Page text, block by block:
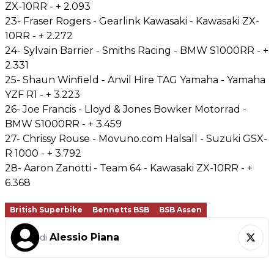
ZX-10RR - + 2.093
23- Fraser Rogers - Gearlink Kawasaki - Kawasaki ZX-
10RR - + 2.272
24- Sylvain Barrier - Smiths Racing - BMW S1000RR - +
2.331
25- Shaun Winfield - Anvil Hire TAG Yamaha - Yamaha
YZF R1 - + 3.223
26- Joe Francis - Lloyd & Jones Bowker Motorrad -
BMW S1000RR - + 3.459
27- Chrissy Rouse - Movuno.com Halsall - Suzuki GSX-
R 1000 - + 3.792
28- Aaron Zanotti - Team 64 - Kawasaki ZX-10RR - +
6.368
British Superbike Bennetts BSB BSB Assen
di Alessio Piana